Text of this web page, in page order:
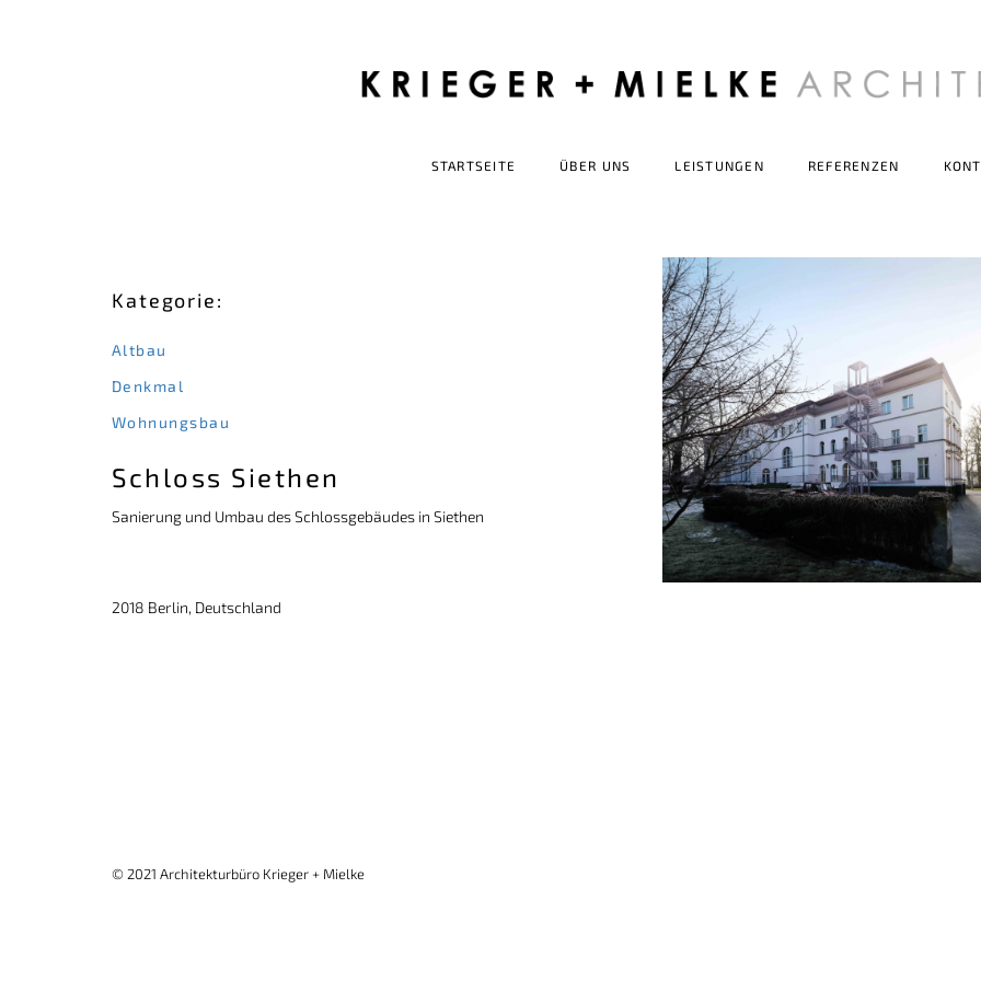
STARTSEITE ÜBER UNS LEISTUNGEN REFERENZEN
Kategorie:
Altbau
Denkmal
Wohnungsbau
Schloss Siethen
Sanierung und Umbau des Schlossgebäudes in Siethen
2018 Berlin, Deutschland
© 2021 Architekturbüro Krieger + Mielke